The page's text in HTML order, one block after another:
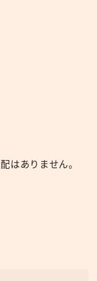
はありません。